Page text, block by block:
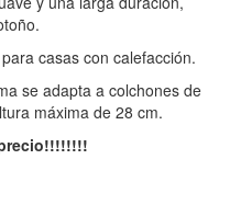
casas con calefacción.
se adapta a colchones de
máxima de 28 cm.